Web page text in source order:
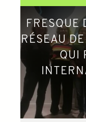
FRESQUE
RÉSEAU
QUI